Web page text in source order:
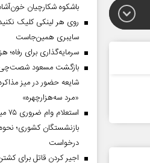
باشکوه شکارچیان
روی هر لینکی کلیک
سایبری همین‌جاست
سرمایه‌گذاری برای رفاه؛
بازگشت مسعود شصت‌چی
شایعه حضور در میز
«مرد سه‌هزارچهره»
بازنشستگان کشوری؛
درخواست
اجیر کردن قاتل برای